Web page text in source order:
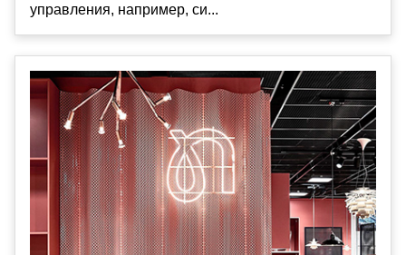
управления, например, си...